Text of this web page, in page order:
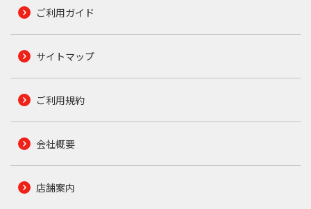
ご利用ガイド
サイトマップ
ご利用規約
会社概要
店舗案内